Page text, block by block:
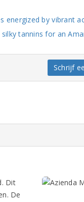
energized by vibrant
tannins for an
Schrijf
Dit
De